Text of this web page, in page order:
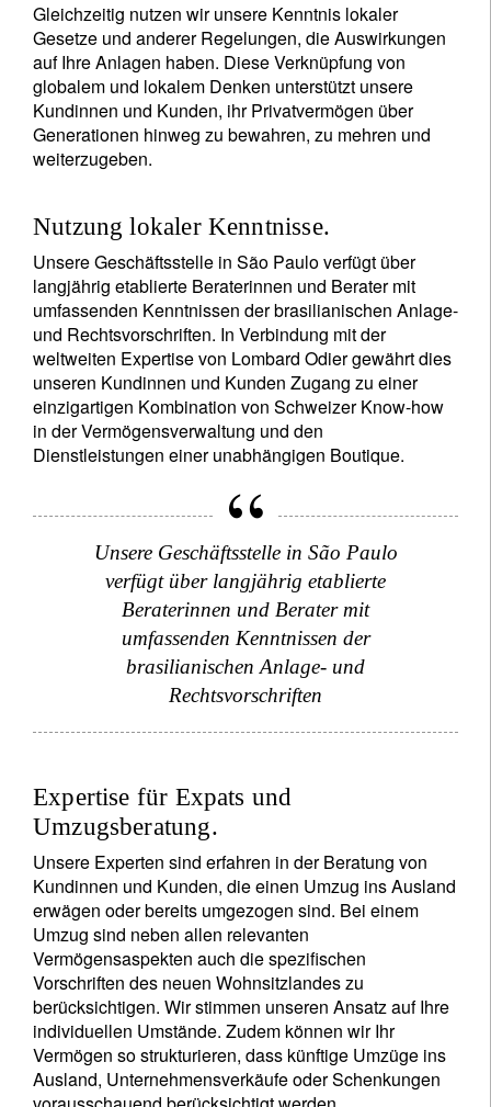
Gleichzeitig nutzen wir unsere Kenntnis lokaler
Gesetze und anderer Regelungen, die Auswirkungen
auf Ihre Anlagen haben. Diese Verknüpfung von
globalem und lokalem Denken unterstützt unsere
Kundinnen und Kunden, ihr Privatvermögen über
Generationen hinweg zu bewahren, zu mehren und
weiterzugeben.
Nutzung lokaler Kenntnisse.
Unsere Geschäftsstelle in São Paulo verfügt über
langjährig etablierte Beraterinnen und Berater mit
umfassenden Kenntnissen der brasilianischen Anlage-
und Rechtsvorschriften. In Verbindung mit der
weltweiten Expertise von Lombard Odier gewährt dies
unseren Kundinnen und Kunden Zugang zu einer
einzigartigen Kombination von Schweizer Know-how
in der Vermögensverwaltung und den
Dienstleistungen einer unabhängigen Boutique.
Unsere Geschäftsstelle in São Paulo
verfügt über langjährig etablierte
Beraterinnen und Berater mit
umfassenden Kenntnissen der
brasilianischen Anlage- und
Rechtsvorschriften
Expertise für Expats und
Umzugsberatung.
Unsere Experten sind erfahren in der Beratung von
Kundinnen und Kunden, die einen Umzug ins Ausland
erwägen oder bereits umgezogen sind. Bei einem
Umzug sind neben allen relevanten
Vermögensaspekten auch die spezifischen
Vorschriften des neuen Wohnsitzlandes zu
berücksichtigen. Wir stimmen unseren Ansatz auf Ihre
individuellen Umstände. Zudem können wir Ihr
Vermögen so strukturieren, dass künftige Umzüge ins
Ausland, Unternehmensverkäufe oder Schenkungen